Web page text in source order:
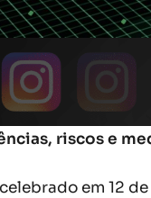
riscos e
em 12